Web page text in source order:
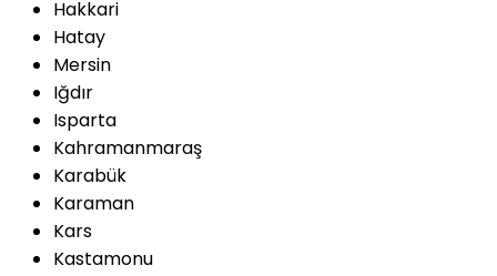
Hakkari
Hatay
Mersin
Iğdır
Isparta
Kahramanmaraş
Karabük
Karaman
Kars
Kastamonu